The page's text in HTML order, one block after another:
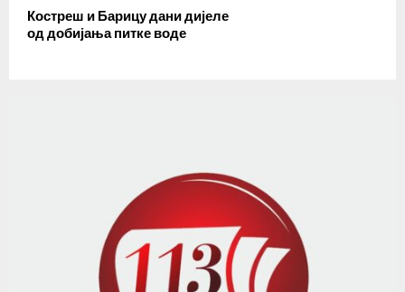
Костреш и Барицу дани дијеле
од добијања питке воде